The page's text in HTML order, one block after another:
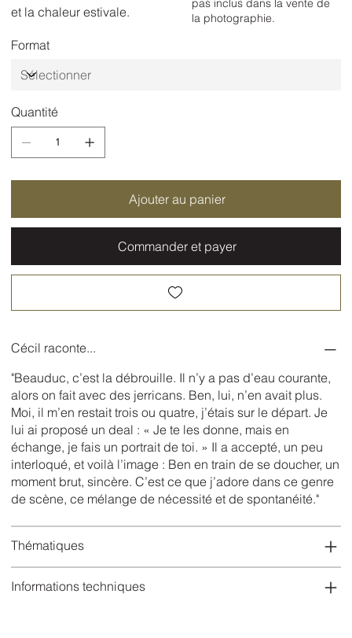
et la chaleur estivale.
Format
Quantité
Ajouter au panier
Commander et payer
Cécil raconte...
"Beauduc, c’est la débrouille. Il n’y a pas d’eau courante,
alors on fait avec des jerricans. Ben, lui, n’en avait plus.
Moi, il m’en restait trois ou quatre, j’étais sur le départ. Je
lui ai proposé un deal : « Je te les donne, mais en
échange, je fais un portrait de toi. » Il a accepté, un peu
interloqué, et voilà l’image : Ben en train de se doucher, un
moment brut, sincère. C’est ce que j’adore dans ce genre
de scène, ce mélange de nécessité et de spontanéité."
Thématiques
Informations techniques
pas inclus dans la vente de
la photographie.